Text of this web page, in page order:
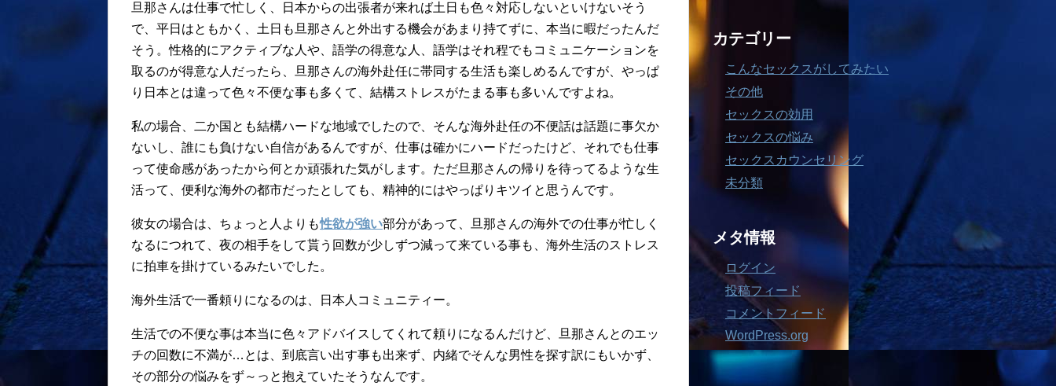
旦那さんは仕事で忙しく、日本からの出張者が来れば土日も色々対応しないといけないそう
で、平日はともかく、土日も旦那さんと外出する機会があまり持てずに、本当に暇だったんだ
そう。性格的にアクティブな人や、語学の得意な人、語学はそれ程でもコミュニケーションを
取るのが得意な人だったら、旦那さんの海外赴任に帯同する生活も楽しめるんですが、やっぱ
り日本とは違って色々不便な事も多くて、結構ストレスがたまる事も多いんですよね。
私の場合、二か国とも結構ハードな地域でしたので、そんな海外赴任の不便話は話題に事欠か
ないし、誰にも負けない自信があるんですが、仕事は確かにハードだったけど、それでも仕事
って使命感があったから何とか頑張れた気がします。ただ旦那さんの帰りを待ってるような生
活って、便利な海外の都市だったとしても、精神的にはやっぱりキツイと思うんです。
彼女の場合は、ちょっと人よりも性欲が強い部分があって、旦那さんの海外での仕事が忙しく
なるにつれて、夜の相手をして貰う回数が少しずつ減って来ている事も、海外生活のストレス
に拍車を掛けているみたいでした。
海外生活で一番頼りになるのは、日本人コミュニティー。
生活での不便な事は本当に色々アドバイスしてくれて頼りになるんだけど、旦那さんとのエッ
チの回数に不満が…とは、到底言い出す事も出来ず、内緒でそんな男性を探す訳にもいかず、
その部分の悩みをず～っと抱えていたそうなんです。
カテゴリー
こんなセックスがしてみたい
その他
セックスの効用
セックスの悩み
セックスカウンセリング
未分類
メタ情報
ログイン
投稿フィード
コメントフィード
WordPress.org